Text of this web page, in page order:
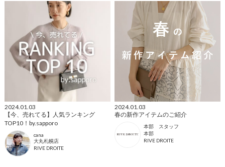
2024.01.03
【今、売れてる】人気ランキング
TOP10！by.sapporo
cana
大丸札幌店
RIVE DROITE
2024.01.03
春の新作アイテムのご紹介
本部 スタッフ
本部
RIVE DROITE